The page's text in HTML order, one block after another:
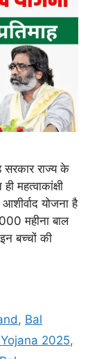
राज्य के
महत्वाकांक्षी
योजना है
महीना बाल
बच्चों की
, Bal
2025,